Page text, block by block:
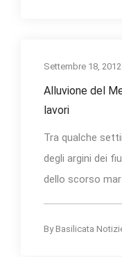
Settembre 18, 2012
Alluvione del
lavori
Tra qualche
degli argini dei
dello scorso
By Basilicata